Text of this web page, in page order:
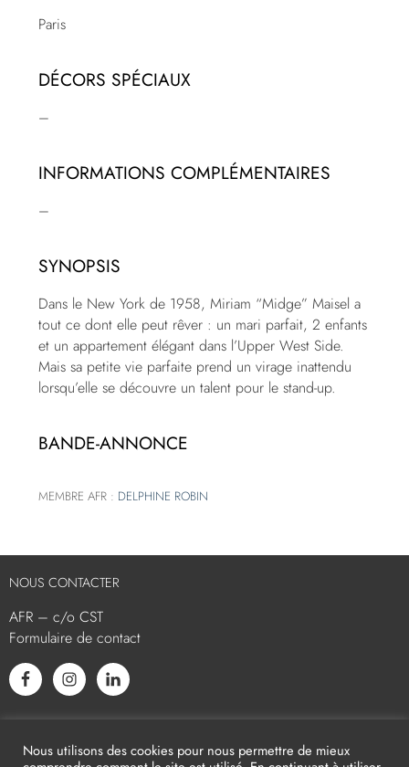
Paris
DÉCORS SPÉCIAUX
–
INFORMATIONS COMPLÉMENTAIRES
–
SYNOPSIS
Dans le New York de 1958, Miriam “Midge” Maisel a
tout ce dont elle peut rêver : un mari parfait, 2 enfants
et un appartement élégant dans l’Upper West Side.
Mais sa petite vie parfaite prend un virage inattendu
lorsqu’elle se découvre un talent pour le stand-up.
BANDE-ANNONCE
MEMBRE AFR : DELPHINE ROBIN
NOUS CONTACTER
AFR – c/o CST
Formulaire de contact
Nous utilisons des cookies pour nous permettre de mieux